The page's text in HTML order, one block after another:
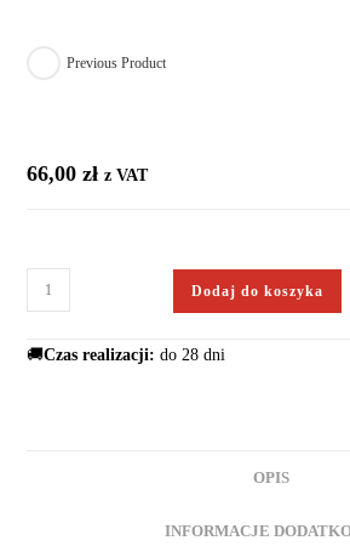
Previous Product
66,00zł z VAT
Dodaj do koszyka
🚚Czas realizacji:do 28 dni
OPIS
INFORMACJE